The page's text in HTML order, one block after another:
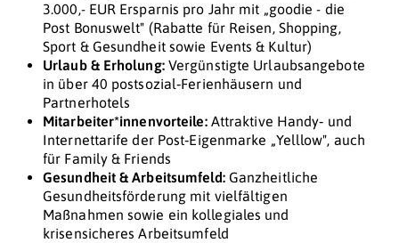
3.000,- EUR Ersparnis pro Jahr mit „goodie - die
Post Bonuswelt" (Rabatte für Reisen, Shopping,
Sport & Gesundheit sowie Events & Kultur)
Urlaub & Erholung:Vergünstigte Urlaubsangebote
in über 40 postsozial‑Ferienhäusern und
Partnerhotels
Mitarbeiter*innenvorteile: Attraktive Handy‑ und
Internettarife der Post‑Eigenmarke „Yelllow", auch
für Family & Friends
Gesundheit & Arbeitsumfeld:Ganzheitliche
Gesundheitsförderung mit vielfältigen
Maßnahmen sowie ein kollegiales und
krisensicheres Arbeitsumfeld